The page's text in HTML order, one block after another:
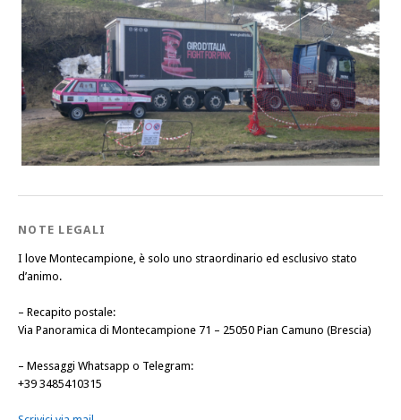
NOTE LEGALI
I love Montecampione, è solo uno straordinario ed esclusivo stato
d’animo.
– Recapito postale:
Via Panoramica di Montecampione 71 – 25050 Pian Camuno (Brescia)
– Messaggi Whatsapp o Telegram:
+39 3485410315